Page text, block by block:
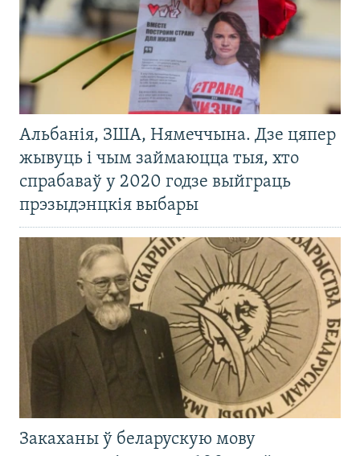
Альбанія, ЗША, Нямеччына. Дзе цяпер
жывуць і чым займаюцца тыя, хто
спрабаваў у 2020 годзе выйграць
прэзыдэнцкія выбары
Закаханы ў беларускую мову